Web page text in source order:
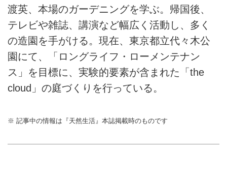
渡英、本場のガーデニングを学ぶ。帰国後、
テレビや雑誌、講演など幅広く活動し、多く
の造園を手がける。現在、東京都立代々木公
園にて、「ロングライフ・ローメンテナン
ス」を目標に、実験的要素が含まれた「the
cloud」の庭づくりを行っている。
※ 記事中の情報は『天然生活』本誌掲載時のものです